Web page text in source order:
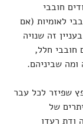
חובבי
לאומיות (אם
זה שנויה
חובבי חלל,
שביניהם.
שפיזר לכל עבר
של
ודת רעדו